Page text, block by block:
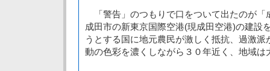
「警告」のつもりで口をついて出たのが「
成田市の新東京国際空港(現成田空港)の建設
うとする国に地元農民が激しく抵抗、過激
動の色彩を濃くしながら３０年近く、地域は